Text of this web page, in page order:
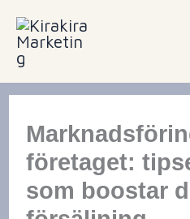
Hoppa
innehåll
företaget:
som boostar